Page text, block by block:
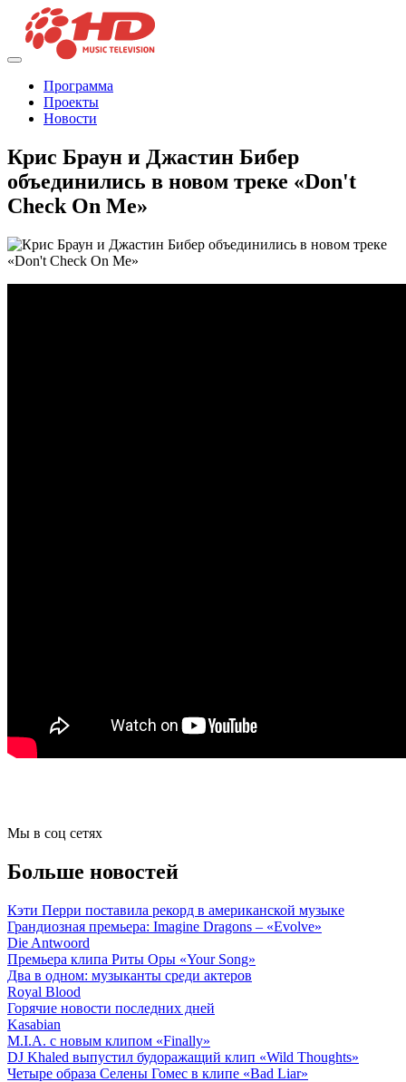
Программа
Проекты
Новости
Крис Браун и Джастин Бибер
объединились в новом треке «Don't
Check On Me»
Мы в соц сетях
Больше новостей
Кэти Перри поставила рекорд в американской музыке
Грандиозная премьера: Imagine Dragons – «Evolve»
Die Antwoord
Премьера клипа Риты Оры «Your Song»
Два в одном: музыканты среди актеров
Royal Blood
Горячие новости последних дней
Kasabian
M.I.A. с новым клипом «Finally»
DJ Khaled выпустил будоражащий клип «Wild Thoughts»
Четыре образа Селены Гомес в клипе «Bad Liar»